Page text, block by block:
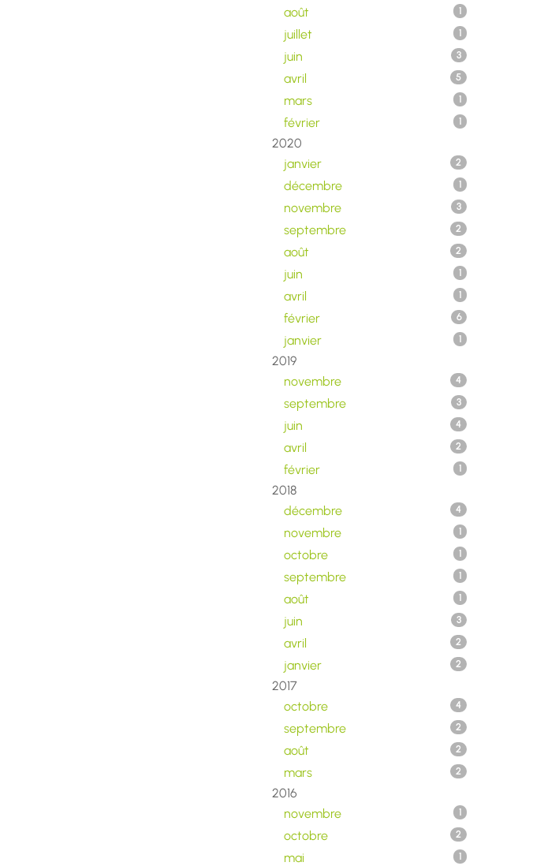
août 1
juillet 1
juin 3
avril 5
mars 1
février 1
2020
janvier
2
décembre 1
novembre 3
septembre 2
août 2
juin 1
avril 1
février 6
janvier 1
2019
novembre
4
septembre 3
juin 4
avril 2
février 1
2018
décembre
4
novembre 1
octobre 1
septembre 1
août 1
juin 3
avril 2
janvier 2
2017
octobre
4
septembre 2
août 2
mars 2
2016
novembre
1
octobre 2
mai 1